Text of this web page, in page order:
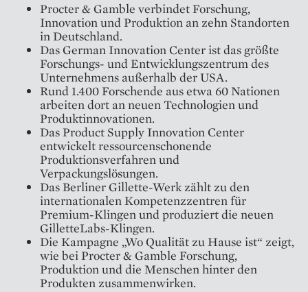
Procter & Gamble verbindet Forschung,
Innovation und Produktion an zehn Standorten
in Deutschland.
Das German Innovation Center ist das größte
Forschungs- und Entwicklungszentrum des
Unternehmens außerhalb der USA.
Rund 1.400 Forschende aus etwa 60 Nationen
arbeiten dort an neuen Technologien und
Produktinnovationen.
Das Product Supply Innovation Center
entwickelt ressourcenschonende
Produktionsverfahren und
Verpackungslösungen.
Das Berliner Gillette-Werk zählt zu den
internationalen Kompetenzzentren für
Premium-Klingen und produziert die neuen
GilletteLabs-Klingen.
Die Kampagne „Wo Qualität zu Hause ist“ zeigt,
wie bei Procter & Gamble Forschung,
Produktion und die Menschen hinter den
Produkten zusammenwirken.